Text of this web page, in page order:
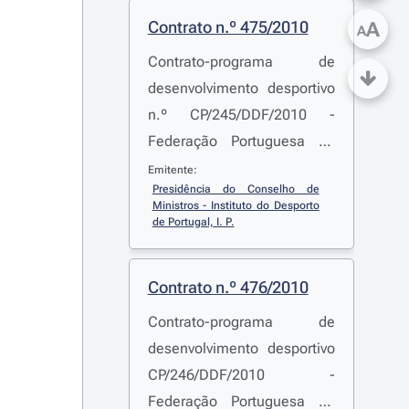
Contrato n.º 475/2010
Contrato-programa de
desenvolvimento desportivo
n.º CP/245/DDF/2010 -
Federação Portuguesa de
Futebol
Emitente:
Presidência do Conselho de
Ministros - Instituto do Desporto
de Portugal, I. P.
Contrato n.º 476/2010
Contrato-programa de
desenvolvimento desportivo
CP/246/DDF/2010 -
Federação Portuguesa de
AA